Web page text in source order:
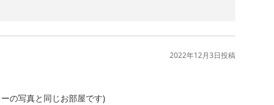
2022年12月3日投稿
の写真と同じお部屋です)